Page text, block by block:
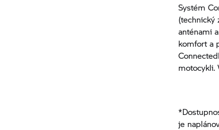
Systém
(technický
anténami
komfort a
motocykli.
je